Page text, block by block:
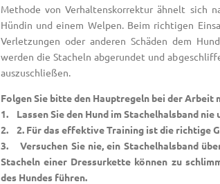
Methode von Verhaltenskorrektur ähnelt sich
Hündin und einem Welpen. Beim richtigen
Verletzungen oder anderen Schäden dem
werden die Stacheln abgerundet und
auszuschließen.
Folgen Sie bitte den Hauptregeln bei der Arbeit
1. Lassen Sie den Hund im Stachelhalsband
2. 2. Für das effektive Training ist die richtige
3. Versuchen Sie nie, ein Stachelhalsband
Stacheln einer Dressurkette können zu
des Hundes führen.